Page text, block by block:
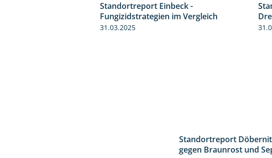
Standortreport Einbeck -
Fungizidstrategien im Vergleich
31.03.2025
Standortreport
gegen Braunrost und